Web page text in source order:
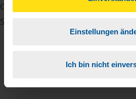
unserer➔ Datenschutzrichtlinie
Einstellungen
Ich bin nicht
Checkliste für Arbeitnehmer,
Studenten sowie Rentner zur